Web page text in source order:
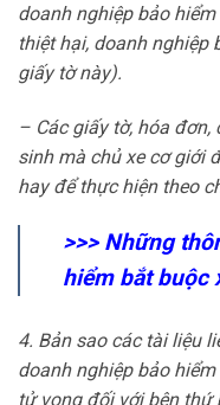
doanh nghiệp bảo
thiệt hại, doanh nghiệp
giấy tờ này).
– Các giấy tờ, hóa
sinh mà chủ xe cơ giới
hay để thực hiện theo
>>> Những
hiểm bắt buộc
4. Bản sao các tài liệu
doanh nghiệp bảo
tử vong đối với bên thứ